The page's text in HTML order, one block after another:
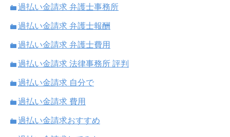
過払い金請求 弁護士事務所
過払い金請求 弁護士報酬
過払い金請求 弁護士費用
過払い金請求 法律事務所 評判
過払い金請求 自分で
過払い金請求 費用
過払い金請求おすすめ